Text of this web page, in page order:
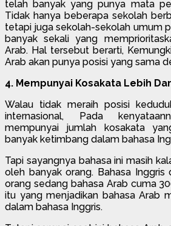
telah banyak yang punya mata
Tidak hanya beberapa sekolah
tetapi juga sekolah-sekolah umum
banyak sekali yang
Arab. Hal tersebut berarti,
Arab akan punya posisi yang sama
4. Mempunyai Kosakata Lebih
Walau tidak meraih posisi
internasional, Pada
mempunyai jumlah kosakata
banyak ketimbang dalam bahasa
Tapi sayangnya bahasa ini masih
oleh banyak orang. Bahasa
orang sedang bahasa Arab cuma
itu yang menjadikan bahasa Arab
dalam bahasa Inggris.